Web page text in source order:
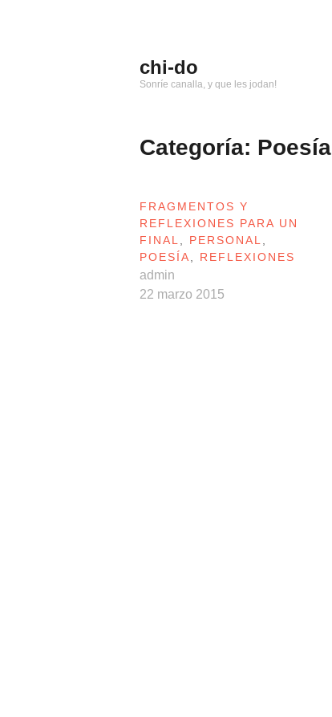
chi-do
Sonríe canalla, y que les jodan!
Categoría: Poesía
FRAGMENTOS Y
REFLEXIONES PARA UN
FINAL
PERSONAL
POESÍA
REFLEXIONES
admin
22 marzo 2015